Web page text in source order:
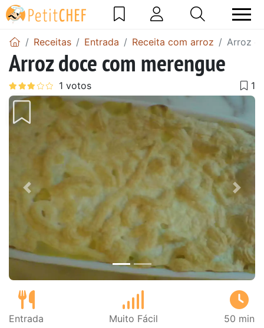
Receitas Entrada Receita com arroz Arroz
Arroz doce com merengue
Anterior Next
Entrada Muito Fácil 50 min